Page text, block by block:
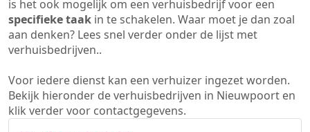
is het ook mogelijk om een verhuisbedrijf voor een
specifieke taak in te schakelen. Waar moet je dan zoal
aan denken? Lees snel verder onder de lijst met
verhuisbedrijven..
Voor iedere dienst kan een verhuizer ingezet worden.
Bekijk hieronder de verhuisbedrijven in Nieuwpoort en
klik verder voor contactgegevens.